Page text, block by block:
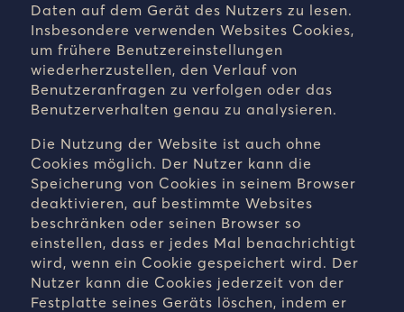
Daten auf dem Gerät des Nutzers zu lesen.
Insbesondere verwenden Websites Cookies,
um frühere Benutzereinstellungen
wiederherzustellen, den Verlauf von
Benutzeranfragen zu verfolgen oder das
Benutzerverhalten genau zu analysieren.
Die Nutzung der Website ist auch ohne
Cookies möglich. Der Nutzer kann die
Speicherung von Cookies in seinem Browser
deaktivieren, auf bestimmte Websites
beschränken oder seinen Browser so
einstellen, dass er jedes Mal benachrichtigt
wird, wenn ein Cookie gespeichert wird. Der
Nutzer kann die Cookies jederzeit von der
Festplatte seines Geräts löschen, indem er